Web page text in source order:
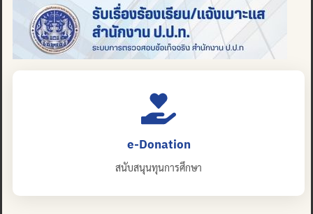
e-Donation
สนับสนุนทุนการศึกษา